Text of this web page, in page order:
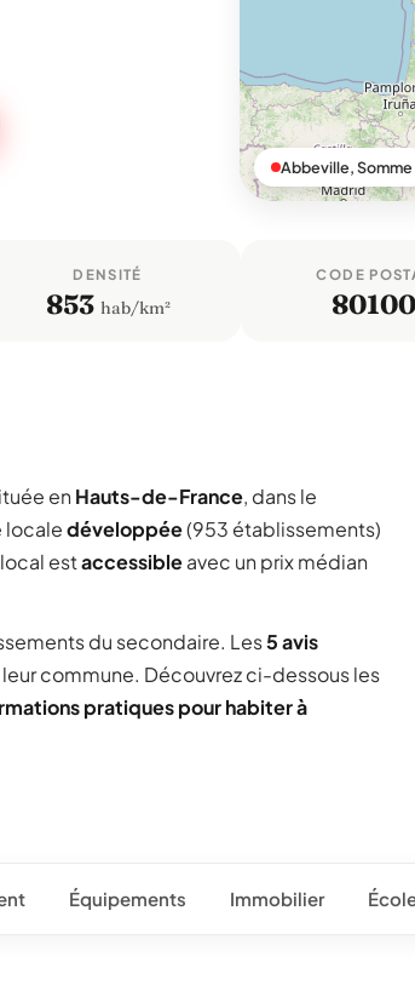
Abbeville, Somme
DENSITÉ
853 hab/km²
CODE
80100
en Hauts-de-France, dans le
localedéveloppée(953 établissements)
estaccessibleavec un prix médian
du secondaire. Les5 avis
commune. Découvrez ci-dessous les
pratiques pour habiter à
Équipements Immobilier